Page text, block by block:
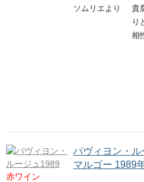
ソムリエより
貴
り
相
赤ワイン
パヴィヨン・ル
マルゴー 1989